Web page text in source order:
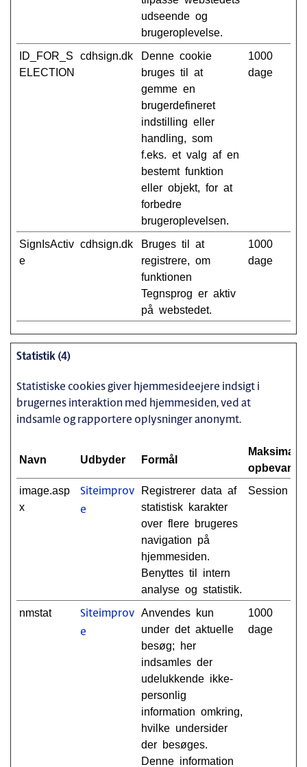
udseende og
brugeroplevelse.
ID_FOR_S
ELECTION
cdhsign.dk
Denne cookie
bruges til at
gemme en
brugerdefineret
indstilling eller
handling, som
f.eks. et valg af en
bestemt funktion
eller objekt, for at
forbedre
brugeroplevelsen.
1000
dage
SignIsActiv
e
cdhsign.dk
Bruges til at
registrere, om
funktionen
Tegnsprog er aktiv
på webstedet.
1000
dage
Statistik (4)
Statistiske cookies giver hjemmesideejere indsigt i
brugernes interaktion med hjemmesiden, ved at
indsamle og rapportere oplysninger anonymt.
Navn Udbyder Formål
Maksimal
image.asp
x
Siteimprov
e
Registrerer data af
statistisk karakter
over flere brugeres
navigation på
hjemmesiden.
Benyttes til intern
analyse og statistik.
Session
nmstat
Siteimprov
e
Anvendes kun
under det aktuelle
besøg; her
indsamles der
udelukkende ikke-
personlig
information omkring,
hvilke undersider
der besøges.
Denne information
1000
dage